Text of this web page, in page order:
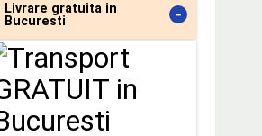
Livrare gratuita in
Bucuresti
-